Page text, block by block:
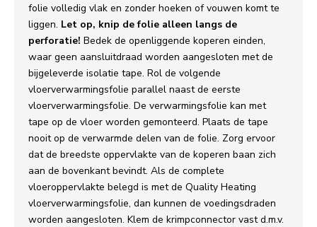
folie volledig vlak en zonder hoeken of vouwen komt te
liggen. Let op, knip de folie alleen langs de
perforatie! Bedek de openliggende koperen einden,
waar geen aansluitdraad worden aangesloten met de
bijgeleverde isolatie tape. Rol de volgende
vloerverwarmingsfolie parallel naast de eerste
vloerverwarmingsfolie. De verwarmingsfolie kan met
tape op de vloer worden gemonteerd. Plaats de tape
nooit op de verwarmde delen van de folie. Zorg ervoor
dat de breedste oppervlakte van de koperen baan zich
aan de bovenkant bevindt. Als de complete
vloeroppervlakte belegd is met de Quality Heating
vloerverwarmingsfolie, dan kunnen de voedingsdraden
worden aangesloten. Klem de krimpconnector vast d.m.v.